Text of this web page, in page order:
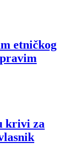
etničkog
krivi za